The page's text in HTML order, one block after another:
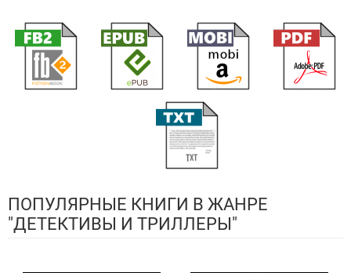
ПОПУЛЯРНЫЕ КНИГИ В ЖАНРЕ
"ДЕТЕКТИВЫ И ТРИЛЛЕРЫ"